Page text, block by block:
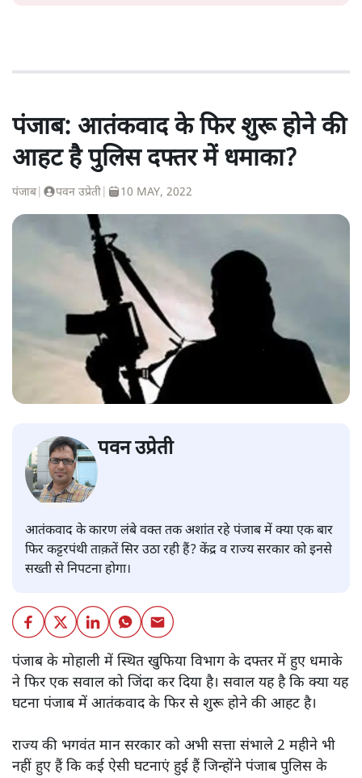
पंजाब: आतंकवाद के फिर शुरू होने की
आहट है पुलिस दफ्तर में धमाका?
पंजाब पवन उप्रेती 10 MAY, 2022
पवन उप्रेती
आतंकवाद के कारण लंबे वक्त तक अशांत रहे पंजाब में क्या एक बार
फिर कट्टरपंथी ताक़तें सिर उठा रही हैं? केंद्र व राज्य सरकार को इनसे
सख्ती से निपटना होगा।
पंजाब के मोहाली में स्थित खुफिया विभाग के दफ्तर में हुए धमाके
ने फिर एक सवाल को जिंदा कर दिया है। सवाल यह है कि क्या यह
घटना पंजाब में आतंकवाद के फिर से शुरू होने की आहट है।
राज्य की भगवंत मान सरकार को अभी सत्ता संभाले 2 महीने भी
नहीं हुए हैं कि कई ऐसी घटनाएं हुई हैं जिन्होंने पंजाब पुलिस के